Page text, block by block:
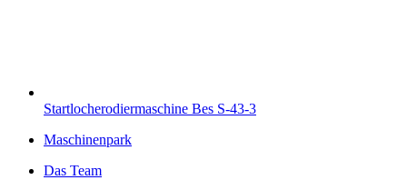
Startlocherodiermaschine Bes S-43-3
Maschinenpark
Das Team